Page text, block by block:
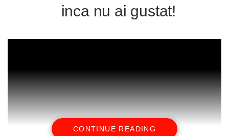
inca nu ai gustat!
CONTINUE READING